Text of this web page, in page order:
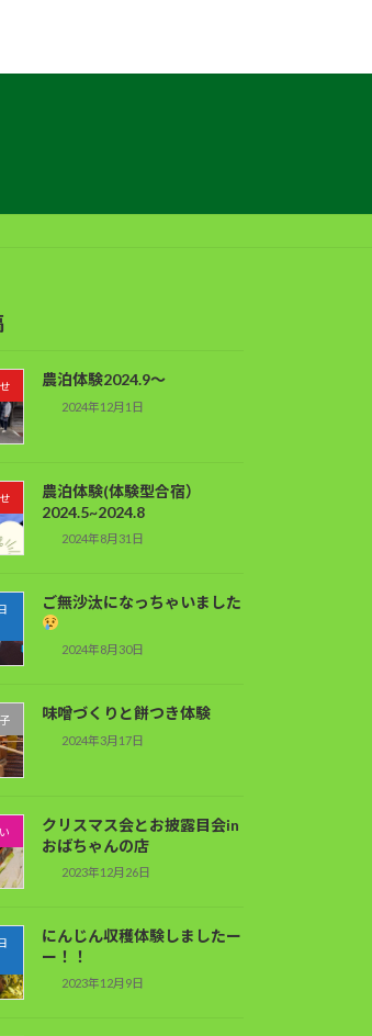
農泊体験2024.9～
2024年12月1日
農泊体験(体験型合宿）
2024.5~2024.8
2024年8月31日
ご無沙汰になっちゃいました
2024年8月30日
味噌づくりと餅つき体験
2024年3月17日
クリスマス会とお披露目会in
おばちゃんの店
2023年12月26日
にんじん収穫体験しましたー
ー！！
2023年12月9日